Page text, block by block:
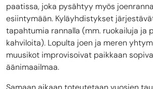
paatissa, joka pysähtyy myös
esiintymään. Kyläyhdistykset
tapahtumia rannalla (mm. ruokailuja ja
kahviloita). Lopulta joen ja meren
muusikot improvisoivat paikkaan
äänimaailmaa.